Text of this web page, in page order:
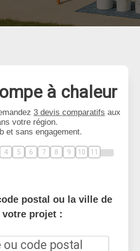
à chaleur
3 devis comparatifs aux
votre région.
et sans engagement.
4 5 6 7 8 9 10 11
postal ou la ville de
votre projet :